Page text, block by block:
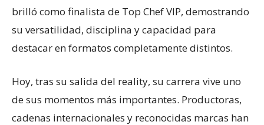
brilló como finalista de Top Chef VIP, demostrando
su versatilidad, disciplina y capacidad para
destacar en formatos completamente distintos.
Hoy, tras su salida del reality, su carrera vive uno
de sus momentos más importantes. Productoras,
cadenas internacionales y reconocidas marcas han